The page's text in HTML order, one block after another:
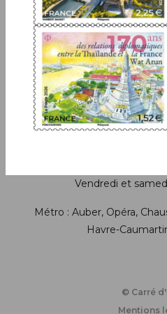
+33(0)1 42
(appel non
Suivez-nous
Horaires de
Vendredi et
Métro : Auber, Opéra,
Havre-
© Carré
Mentions